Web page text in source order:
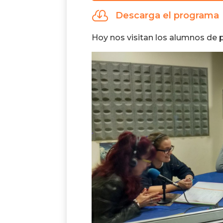
audio
 Descarga el programa
Hoy nos visitan los alumnos de